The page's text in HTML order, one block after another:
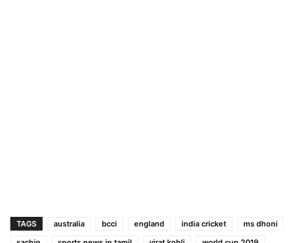
TAGS australia bcci england india cricket
ms dhoni